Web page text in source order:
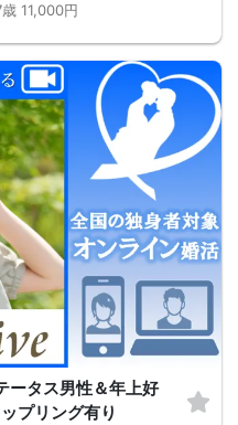
11,000円
ータス男性＆年上好
プリング有り